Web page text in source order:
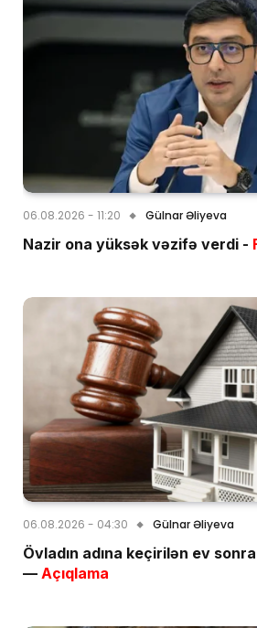
06.08.2026 - 11:20 Gülnar Əliyeva
Nazir ona yüksək vəzifə verdi -
06.08.2026 - 04:30 Gülnar Əliyeva
Övladın adına keçirilən ev
— Açıqlama